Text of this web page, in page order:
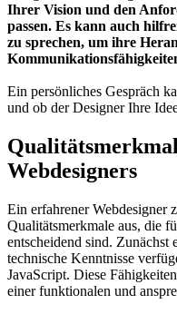
Ihrer Vision und den
passen. Es kann auch
zu sprechen, um ihre
Ein persönliches Gespräch
und ob der Designer Ihre
Webdesigners
Ein erfahrener Webdesigner
Qualitätsmerkmale aus, die
entscheidend sind. Zunächst
technische Kenntnisse
JavaScript. Diese
einer funktionalen und